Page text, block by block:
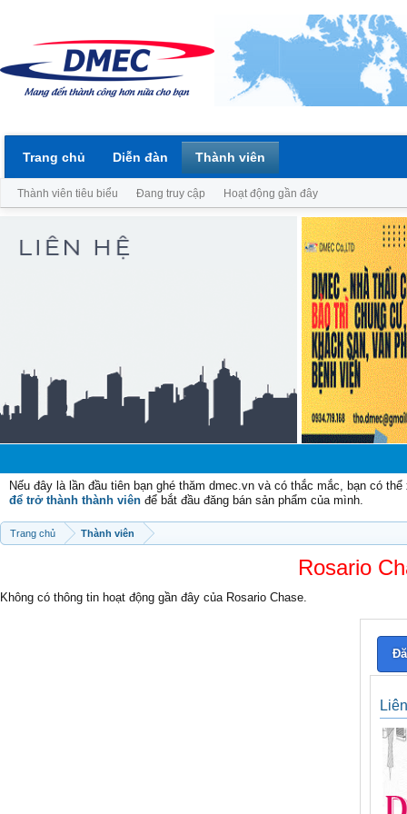
Nếu đây là lần đầu tiên bạn ghé thăm dmec.vn và có thắc mắc, bạn có
để trở thành thành viên để bắt đầu đăng bán sản phẩm của mình.
Trang chủ Thành viên
Rosario
Không có thông tin hoạt động gần đây của Rosario Chase.
Trang chủ Diễn đàn Thành viên
Thành viên tiêu biểu Đang truy cập Hoạt động gần đây